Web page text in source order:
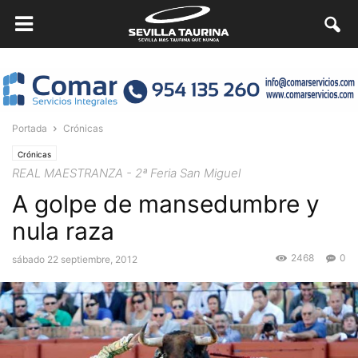
Portada Crónicas
Crónicas
REAL MAESTRANZA - 2ª Feria San Miguel
A golpe de mansedumbre y
nula raza
sábado 22 septiembre, 2012 0
2468